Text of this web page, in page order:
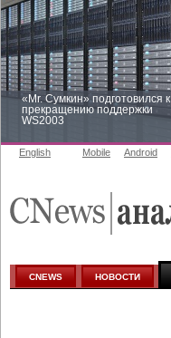
«Mr. Сумкин» подготовился к
прекращению поддержки
WS2003
аналитике
English Mobile Android
CNEWS НОВОСТИ